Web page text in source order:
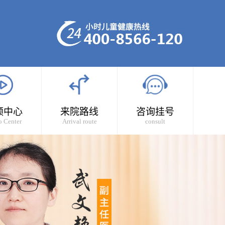
中心
Center
来院路线
Arrival route
咨询挂号
consult